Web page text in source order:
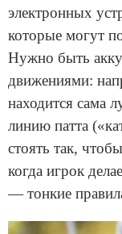
электронных
которые могут
Нужно быть
движениями:
находится сама
линию патта
стоять так,
когда игрок
— тонкие